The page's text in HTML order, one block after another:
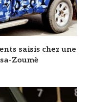
saisis chez une
Zoumè